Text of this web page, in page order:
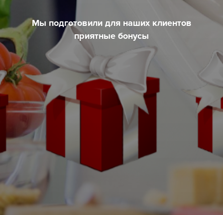
Мы подготовили для наших клиентов
приятные бонусы